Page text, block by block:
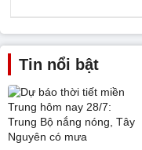
Tin nổi bật